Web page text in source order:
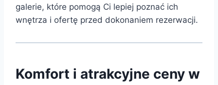
galerie, które pomogą Ci lepiej poznać ich
wnętrza i ofertę przed dokonaniem rezerwacji.
Komfort i atrakcyjne ceny w